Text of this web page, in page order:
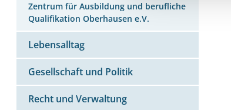
Zentrum für Ausbildung und berufliche
Qualifikation Oberhausen e.V.
Lebensalltag
Gesellschaft und Politik
Recht und Verwaltung